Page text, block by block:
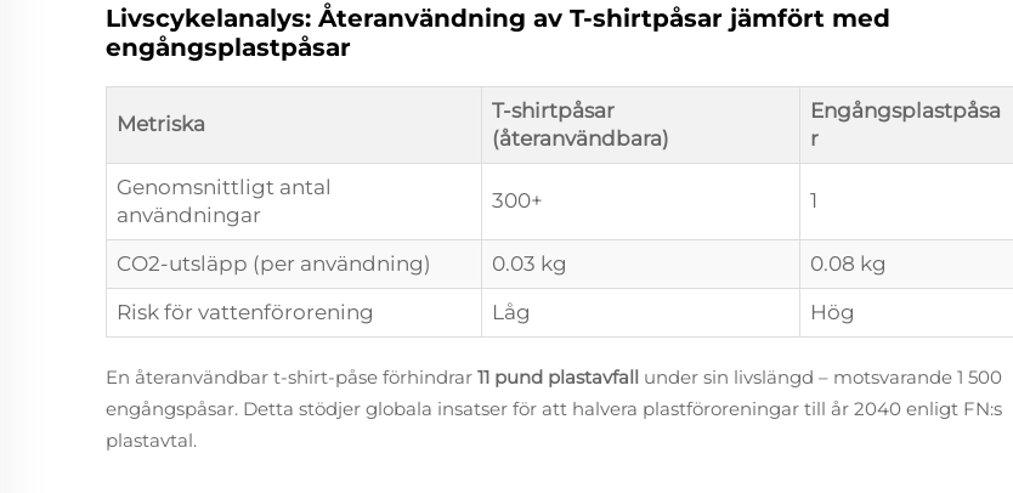
Livscykelanalys: Återanvändning av T-shirtpåsar jämfört med
engångsplastpåsar
Metriska
T-shirtpåsar
(återanvändbara)
Engångsplastpåsa
r
Genomsnittligt antal
användningar
300+ 1
CO2-utsläpp (per användning) 0.03 kg
0.08 kg
Risk för vattenförorening
Låg Hög
En återanvändbar t-shirt-påse förhindrar 11 pund plastavfall under sin livslängd – motsvarande 1 500
engångspåsar. Detta stödjer globala insatser för att halvera plastföroreningar till år 2040 enligt FN:s
plastavtal.